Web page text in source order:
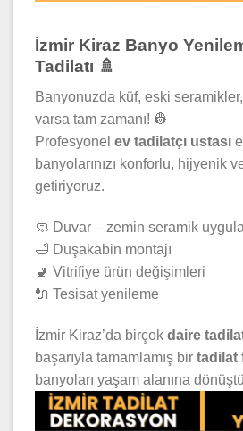
İzmir Kiraz Banyo
Tadilatı 🚿
Banyonuzda küf, eski
varsa tam zamanı! 👷
Profesyonel ev tadilatçı ustası
banyolarınızı konforlu, hijyenik
getiriyoruz.
🧼 Duvar – zemin seramik
🛁 Duşakabin montajı
🚽 Vitrifiye ürün değişimleri
🔌 Tesisat yenileme
İzmir Kiraz’da birçok daire
başarıyla tamamlamış bir tadilat
banyoları yaşam alanına